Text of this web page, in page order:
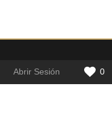
Abrir Sesión 0